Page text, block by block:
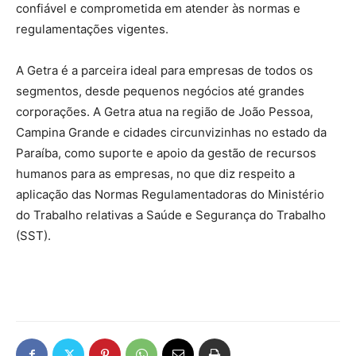
confiável e comprometida em atender às normas e
regulamentações vigentes.
A Getra é a parceira ideal para empresas de todos os
segmentos, desde pequenos negócios até grandes
corporações. A Getra atua na região de João Pessoa,
Campina Grande e cidades circunvizinhas no estado da
Paraíba, como suporte e apoio da gestão de recursos
humanos para as empresas, no que diz respeito a
aplicação das Normas Regulamentadoras do Ministério
do Trabalho relativas a Saúde e Segurança do Trabalho
(SST).